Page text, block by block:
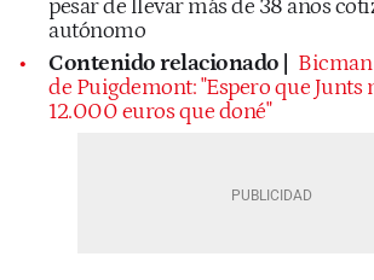
pesar de llevar más de 38 años
autónomo
Contenido relacionado |
de Puigdemont: "Espero que Junts
12.000 euros que doné"